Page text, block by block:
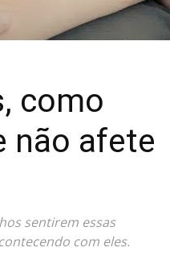
como
não afete
sentirem essas
com eles.